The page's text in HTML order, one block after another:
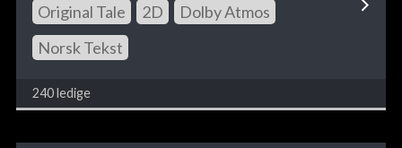
Original Tale
2D
Dolby Atmos
Norsk Tekst
240 ledige